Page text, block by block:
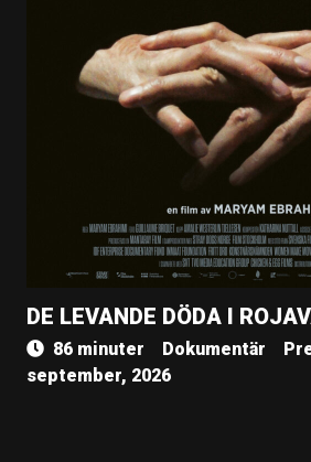
DE LEVANDE DÖDA I
86 minuter Dokumentär
september, 2026